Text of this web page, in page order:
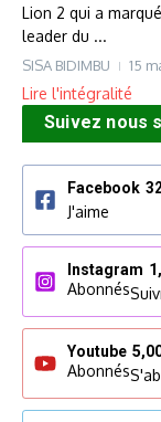
Lion 2 qui a
leader du ...
SISA BIDIMBU 15
Lire l'intégralité
Suivez nous
Facebook
J'aime
Instagram
Abonnés
Youtube
Abonnés